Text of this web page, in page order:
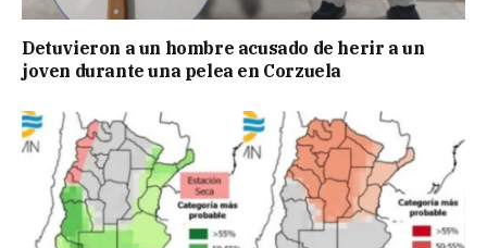
Detuvieron a un hombre acusado de herir a un
joven durante una pelea en Corzuela